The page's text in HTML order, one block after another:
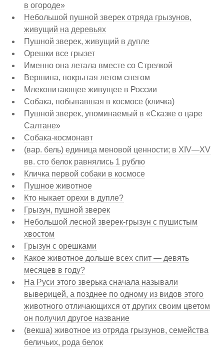
в огороде»
Небольшой пушной зверек отряда грызунов,
живущий на деревьях
Пушной зверек, живущий в дупле
Орешки все грызет
Именно она летала вместе со Стрелкой
Вершина, покрытая летом снегом
Млекопитающее живущее в России
Собака, побывавшая в космосе (кличка)
Пушной зверек, упоминаемый в «Сказке о царе
Салтане»
Собака-космонавт
(вар. бель) единица меновой ценности; в XIV—XV
вв. сто белок равнялись 1 рублю
Кличка первой собаки в космосе
Пушное животное
Кто ныкает орехи в дупле?
Грызун, пушной зверек
Небольшой лесной зверек-грызун с пушистым
хвостом
Грызун с орешками
Какое животное дольше всех спит — девять
месяцев в году?
На Руси этого зверька сначала называли
выверицей, а позднее по одному из видов этого
животного отличающихся от других своим цветом
он получил другое название
(векша) животное из отряда грызунов, семейства
беличьих, рода белок